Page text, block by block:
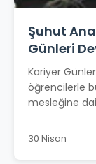
Şuhut
Günleri
Kariyer
öğrencilerle
mesleğine
30 Nisan